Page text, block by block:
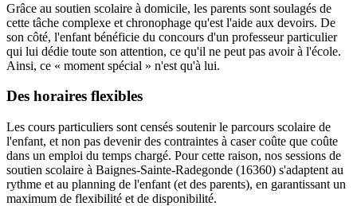
Grâce au soutien scolaire à domicile, les parents sont soulagés de
cette tâche complexe et chronophage qu'est l'aide aux devoirs. De
son côté, l'enfant bénéficie du concours d'un professeur particulier
qui lui dédie toute son attention, ce qu'il ne peut pas avoir à l'école.
Ainsi, ce « moment spécial » n'est qu'à lui.
Des horaires flexibles
Les cours particuliers sont censés soutenir le parcours scolaire de
l'enfant, et non pas devenir des contraintes à caser coûte que coûte
dans un emploi du temps chargé. Pour cette raison, nos sessions de
soutien scolaire à Baignes-Sainte-Radegonde (16360) s'adaptent au
rythme et au planning de l'enfant (et des parents), en garantissant un
maximum de flexibilité et de disponibilité.